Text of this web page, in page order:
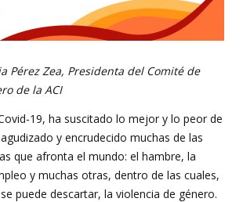
Pérez Zea, Presidenta del Comité de
de la ACI
19, ha suscitado lo mejor y lo peor de
y encrudecido muchas de las
que afronta el mundo: el hambre, la
y muchas otras, dentro de las cuales,
puede descartar, la violencia de género.